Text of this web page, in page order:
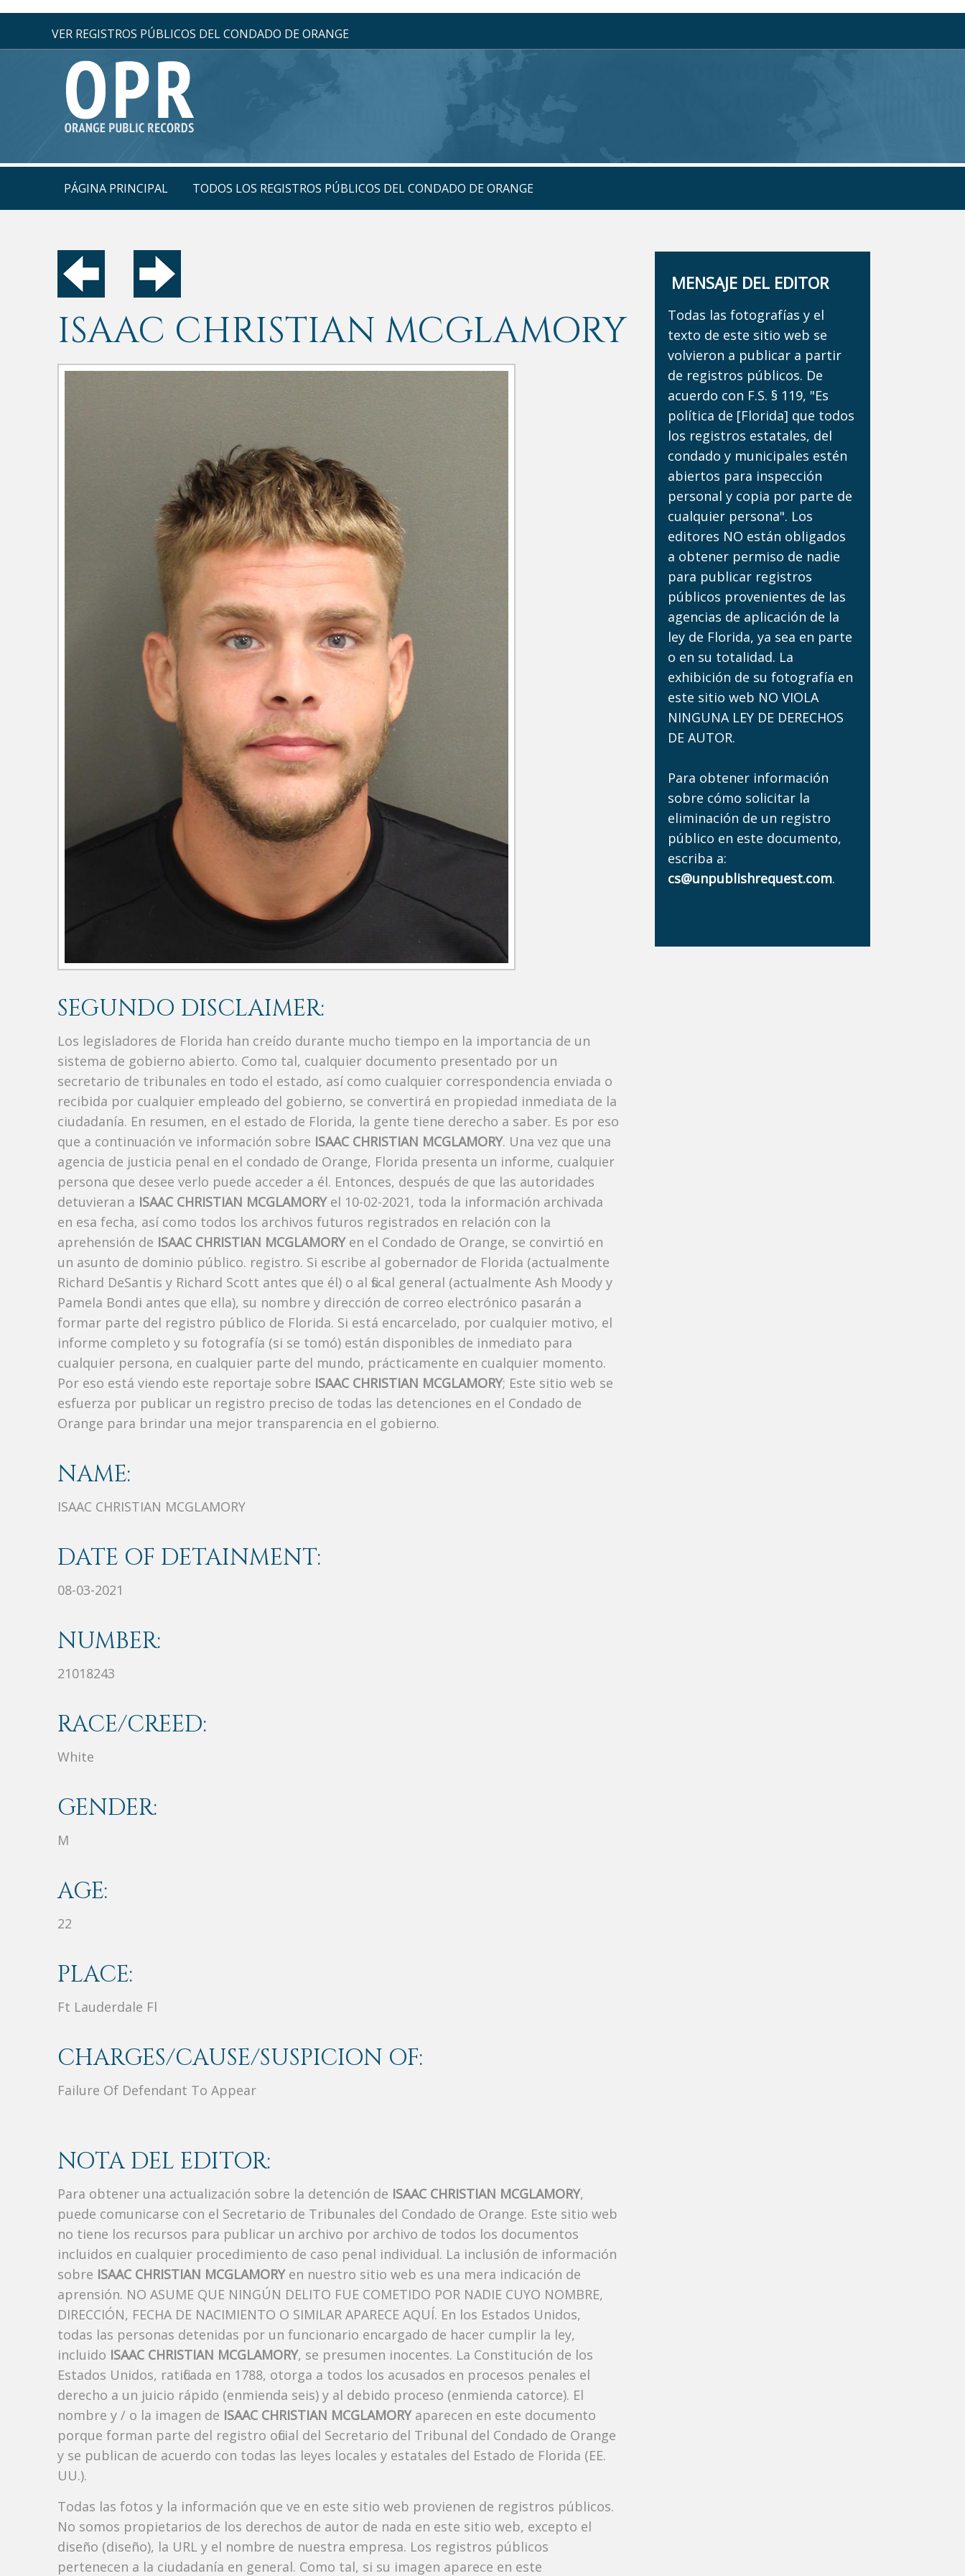
VER REGISTROS PÚBLICOS DEL CONDADO DE ORANGE
PÁGINA PRINCIPAL TODOS LOS REGISTROS PÚBLICOS DEL CONDADO DE ORANGE
ISAAC CHRISTIAN MCGLAMORY
SEGUNDO DISCLAIMER:
Los legisladores de Florida han creído durante mucho tiempo en la importancia de un
sistema de gobierno abierto. Como tal, cualquier documento presentado por un
secretario de tribunales en todo el estado, así como cualquier correspondencia enviada o
recibida por cualquier empleado del gobierno, se convertirá en propiedad inmediata de la
ciudadanía. En resumen, en el estado de Florida, la gente tiene derecho a saber. Es por eso
que a continuación ve información sobre ISAAC CHRISTIAN MCGLAMORY. Una vez que una
agencia de justicia penal en el condado de Orange, Florida presenta un informe, cualquier
persona que desee verlo puede acceder a él. Entonces, después de que las autoridades
detuvieran a ISAAC CHRISTIAN MCGLAMORYel 10-02-2021, toda la información archivada
en esa fecha, así como todos los archivos futuros registrados en relación con la
aprehensión de ISAAC CHRISTIAN MCGLAMORYen el Condado de Orange, se convirtió en
un asunto de dominio público. registro. Si escribe al gobernador de Florida (actualmente
Richard DeSantis y Richard Scott antes que él) o al fiscal general (actualmente Ash Moody y
Pamela Bondi antes que ella), su nombre y dirección de correo electrónico pasarán a
formar parte del registro público de Florida. Si está encarcelado, por cualquier motivo, el
informe completo y su fotografía (si se tomó) están disponibles de inmediato para
cualquier persona, en cualquier parte del mundo, prácticamente en cualquier momento.
Por eso está viendo este reportaje sobre ISAAC CHRISTIAN MCGLAMORY; Este sitio web se
esfuerza por publicar un registro preciso de todas las detenciones en el Condado de
Orange para brindar una mejor transparencia en el gobierno.
NAME:
ISAAC CHRISTIAN MCGLAMORY
DATE OF DETAINMENT:
08-03-2021
NUMBER:
21018243
RACE/CREED:
White
GENDER:
M
AGE:
22
PLACE:
Ft Lauderdale Fl
CHARGES/CAUSE/SUSPICION OF:
Failure Of Defendant To Appear
NOTA DEL EDITOR:
Para obtener una actualización sobre la detención de ISAAC CHRISTIAN MCGLAMORY,
puede comunicarse con el Secretario de Tribunales del Condado de Orange. Este sitio web
no tiene los recursos para publicar un archivo por archivo de todos los documentos
incluidos en cualquier procedimiento de caso penal individual. La inclusión de información
sobre ISAAC CHRISTIAN MCGLAMORYen nuestro sitio web es una mera indicación de
aprensión. NO ASUME QUE NINGÚN DELITO FUE COMETIDO POR NADIE CUYO NOMBRE,
DIRECCIÓN, FECHA DE NACIMIENTO O SIMILAR APARECE AQUÍ. En los Estados Unidos,
todas las personas detenidas por un funcionario encargado de hacer cumplir la ley,
incluido ISAAC CHRISTIAN MCGLAMORY, se presumen inocentes. La Constitución de los
Estados Unidos, ratificada en 1788, otorga a todos los acusados ​​en procesos penales el
derecho a un juicio rápido (enmienda seis) y al debido proceso (enmienda catorce). El
nombre y / o la imagen de ISAAC CHRISTIAN MCGLAMORYaparecen en este documento
porque forman parte del registro oficial del Secretario del Tribunal del Condado de Orange
y se publican de acuerdo con todas las leyes locales y estatales del Estado de Florida (EE.
UU.).
Todas las fotos y la información que ve en este sitio web provienen de registros públicos.
No somos propietarios de los derechos de autor de nada en este sitio web, excepto el
diseño (diseño), la URL y el nombre de nuestra empresa. Los registros públicos
pertenecen a la ciudadanía en general. Como tal, si su imagen aparece en este
MENSAJE DEL EDITOR
Todas las fotografías y el
texto de este sitio web se
volvieron a publicar a partir
de registros públicos. De
acuerdo con F.S. § 119, "Es
política de [Florida] que todos
los registros estatales, del
condado y municipales estén
abiertos para inspección
personal y copia por parte de
cualquier persona". Los
editores NO están obligados
a obtener permiso de nadie
para publicar registros
públicos provenientes de las
agencias de aplicación de la
ley de Florida, ya sea en parte
o en su totalidad. La
exhibición de su fotografía en
este sitio web NO VIOLA
NINGUNA LEY DE DERECHOS
DE AUTOR.
Para obtener información
sobre cómo solicitar la
eliminación de un registro
público en este documento,
escriba a:
cs@unpublishrequest.com.